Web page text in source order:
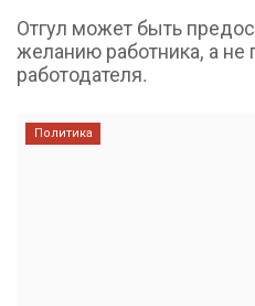
Отгул может быть
желанию работника, а не
работодателя.
Политика